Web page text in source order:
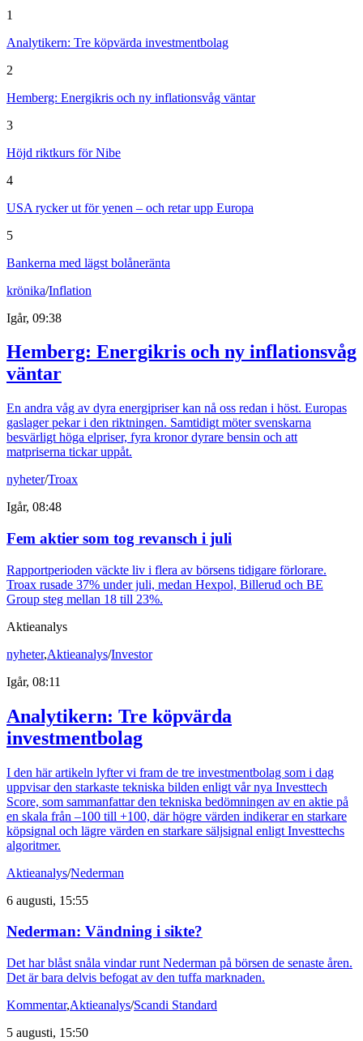
1
Analytikern: Tre köpvärda investmentbolag
2
Hemberg: Energikris och ny inflationsvåg väntar
3
Höjd riktkurs för Nibe
4
USA rycker ut för yenen – och retar upp Europa
5
Bankerna med lägst bolåneränta
krönika/Inflation
Igår, 09:38
Hemberg: Energikris och ny inflationsvåg
väntar
En andra våg av dyra energipriser kan nå oss redan i höst. Europas
gaslager pekar i den riktningen. Samtidigt möter svenskarna
besvärligt höga elpriser, fyra kronor dyrare bensin och att
matpriserna tickar uppåt.
nyheter/Troax
Igår, 08:48
Fem aktier som tog revansch i juli
Rapportperioden väckte liv i flera av börsens tidigare förlorare.
Troax rusade 37% under juli, medan Hexpol, Billerud och BE
Group steg mellan 18 till 23%.
Aktieanalys
nyheter,Aktieanalys/Investor
Igår, 08:11
Analytikern: Tre köpvärda
investmentbolag
I den här artikeln lyfter vi fram de tre investmentbolag som i dag
uppvisar den starkaste tekniska bilden enligt vår nya Investtech
Score, som sammanfattar den tekniska bedömningen av en aktie på
en skala från –100 till +100, där högre värden indikerar en starkare
köpsignal och lägre värden en starkare säljsignal enligt Investtechs
algoritmer.
Aktieanalys/Nederman
6 augusti, 15:55
Nederman: Vändning i sikte?
Det har blåst snåla vindar runt Nederman på börsen de senaste åren.
Det är bara delvis befogat av den tuffa marknaden.
Kommentar,Aktieanalys/Scandi Standard
5 augusti, 15:50